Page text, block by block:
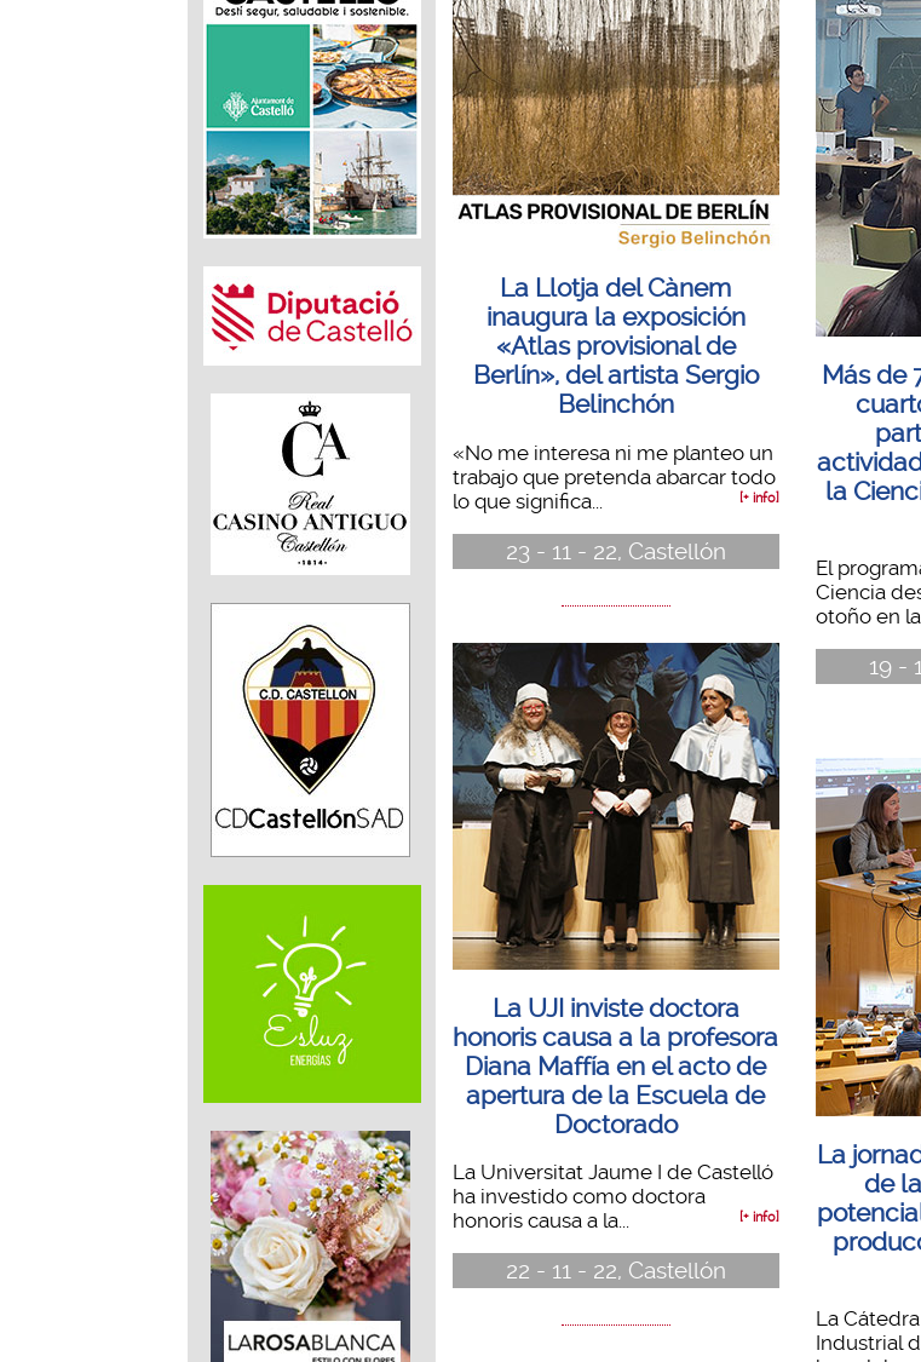
La Llotja del Cànem
inaugura la exposición
«Atlas provisional de
Berlín», del artista Sergio
Belinchón
«No me interesa ni me planteo un
trabajo que pretenda abarcar todo
lo que significa...
[+ info]
23 - 11 - 22, Castellón
La UJI inviste doctora
honoris causa a la profesora
Diana Maffía en el acto de
apertura de la Escuela de
Doctorado
La Universitat Jaume I de Castelló
ha investido como doctora
honoris causa a la...
[+ info]
22 - 11 - 22, Castellón
Más de
la
El
Ciencia
otoño en
19 -
La
de
La
Industrial